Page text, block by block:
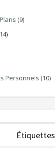
(9)
Personnels (10)
Étiquettes